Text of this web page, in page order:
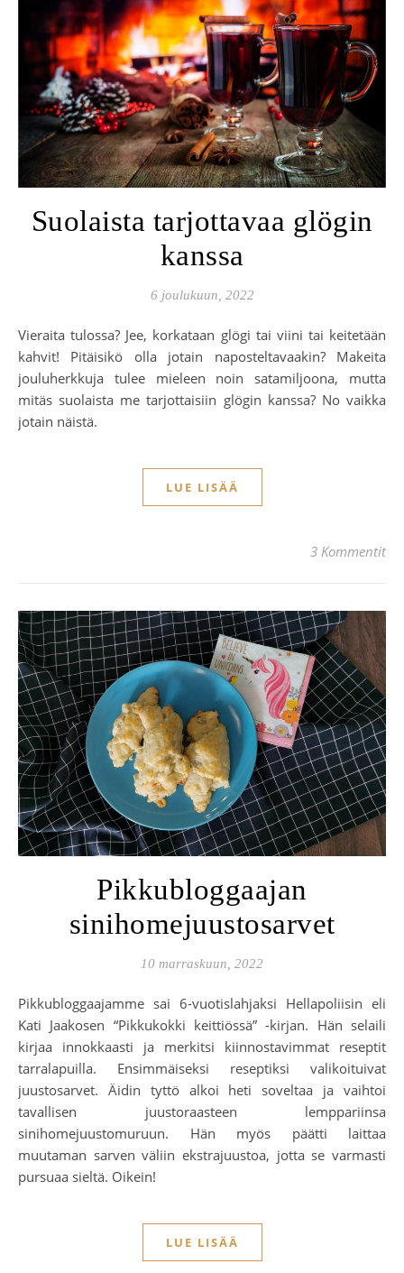
Suolaista tarjottavaa glögin
kanssa
6 joulukuun, 2022
Vieraita tulossa? Jee, korkataan glögi tai viini tai keitetään
kahvit! Pitäisikö olla jotain naposteltavaakin? Makeita
jouluherkkuja tulee mieleen noin satamiljoona, mutta
mitäs suolaista me tarjottaisiin glögin kanssa? No vaikka
jotain näistä.
LUE LISÄÄ
3 Kommentit
Pikkubloggaajan
sinihomejuustosarvet
10 marraskuun, 2022
Pikkubloggaajamme sai 6-vuotislahjaksi Hellapoliisin eli
Kati Jaakosen “Pikkukokki keittiössä” -kirjan. Hän selaili
kirjaa innokkaasti ja merkitsi kiinnostavimmat reseptit
tarralapuilla. Ensimmäiseksi reseptiksi valikoituivat
juustosarvet. Äidin tyttö alkoi heti soveltaa ja vaihtoi
tavallisen juustoraasteen lemppariinsa
sinihomejuustomuruun. Hän myös päätti laittaa
muutaman sarven väliin ekstrajuustoa, jotta se varmasti
pursuaa sieltä. Oikein!
LUE LISÄÄ